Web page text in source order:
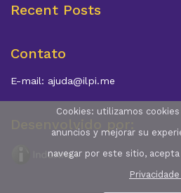
Recent Posts
Contato
E-mail: ajuda@ilpi.me
Desenvolvido por:
Cookies: utilizamos
anuncios y mejorar su
navegar por este sitio,
Privacidade